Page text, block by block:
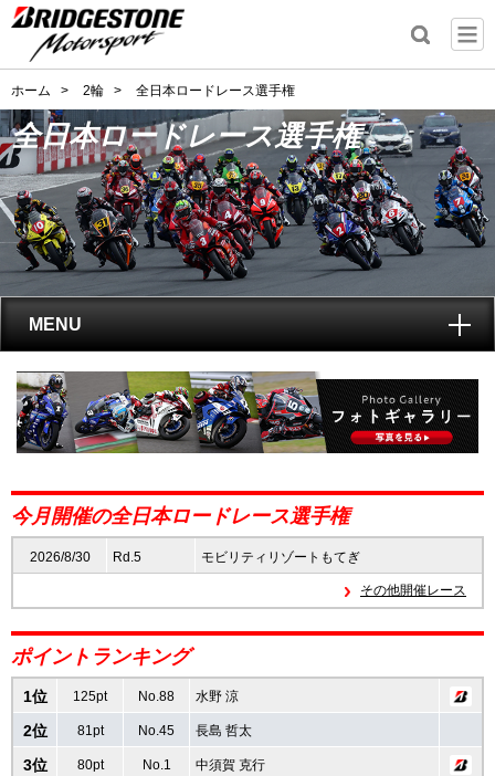
ホーム > 2輪 > 全日本ロードレース選手権
全日本ロードレース選手権
MENU
トップ
全日本ロードレース選手権とは?
レポート
ポイントランキング
今月開催の全日本ロードレース選手権
その他開催レース
2026/8/30 Rd.5 モビリティリゾートもてぎ
ポイントランキング
1位 125pt No.88 水野 涼
2位 81pt No.45 長島 哲太
3位 80pt No.1 中須賀 克行